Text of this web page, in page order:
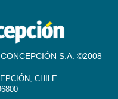
S.A. ©2008
CHILE